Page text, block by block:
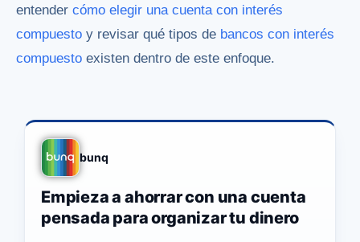
entender cómo elegir una cuenta con interés
compuesto y revisar qué tipos de bancos con interés
compuesto existen dentro de este enfoque.
bunq
Empieza a ahorrar con una cuenta
pensada para organizar tu dinero